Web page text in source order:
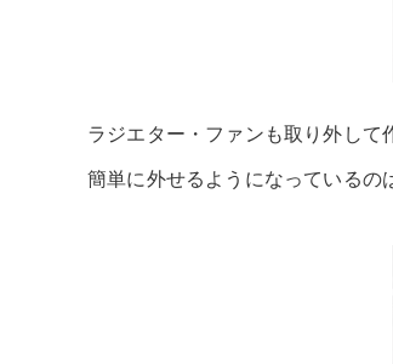
ラジエター・ファンも取り外して
簡単に外せるようになっているの